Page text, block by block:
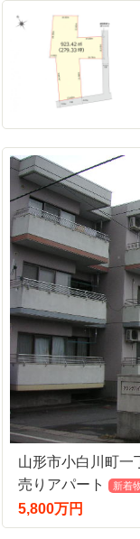
山形市小白川町一
売りアパート
新着
5,800万円